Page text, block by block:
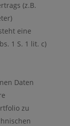
(z.B.
eine
1 S. 1 lit. c)
Daten
zu